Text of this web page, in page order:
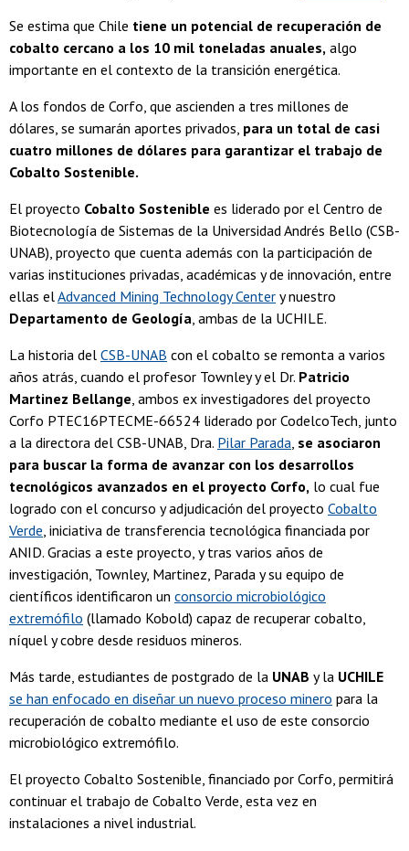
Se estima que Chile tiene un potencial de recuperación de
cobalto cercano a los 10 mil toneladas anuales, algo
importante en el contexto de la transición energética.
A los fondos de Corfo, que ascienden a tres millones de
dólares, se sumarán aportes privados, para un total de casi
cuatro millones de dólares para garantizar el trabajo de
Cobalto Sostenible.
El proyecto Cobalto Sostenible es liderado por el Centro de
Biotecnología de Sistemas de la Universidad Andrés Bello (CSB-
UNAB), proyecto que cuenta además con la participación de
varias instituciones privadas, académicas y de innovación, entre
ellas elAdvanced Mining Technology Center y nuestro
Departamento de Geología, ambas de la UCHILE.
La historia del CSB-UNAB con el cobalto se remonta a varios
años atrás, cuando el profesor Townley y el Dr. Patricio
Martinez Bellange, ambos ex investigadores del proyecto
Corfo PTEC16PTECME-66524 liderado por CodelcoTech, junto
a la directora del CSB-UNAB, Dra. Pilar Parada, se asociaron
para buscar la forma de avanzar con los desarrollos
tecnológicos avanzados en el proyecto Corfo, lo cual fue
logrado con el concurso y adjudicación del proyecto Cobalto
Verde, iniciativa de transferencia tecnológica financiada por
ANID. Gracias a este proyecto, y tras varios años de
investigación, Townley, Martinez, Parada y su equipo de
científicos identificaron un consorcio microbiológico
extremófilo (llamado Kobold) capaz de recuperar cobalto,
níquel y cobre desde residuos mineros.
Más tarde, estudiantes de postgrado de la UNAB y la UCHILE
se han enfocado en diseñar un nuevo proceso minero para la
recuperación de cobalto mediante el uso de este consorcio
microbiológico extremófilo.
El proyecto Cobalto Sostenible, financiado por Corfo, permitirá
continuar el trabajo de Cobalto Verde, esta vez en
instalaciones a nivel industrial.